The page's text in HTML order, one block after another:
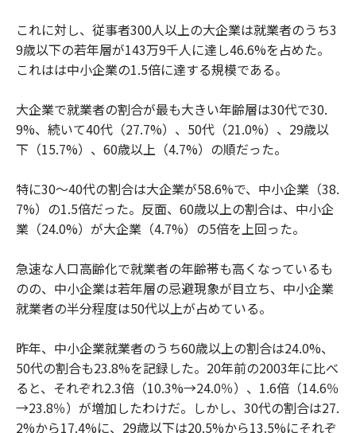
これに対し、従事者300人以上の大企業は就業者のうち3
9歳以下の若年層が143万9千人に達し46.6%を占めた。
これはは中小企業の1.5倍に達する規模である。
大企業で就業者の割合が最も大きい年齢層は30代で30.
9%、続いて40代（27.7%）、50代（21.0%）、29歳以
下（15.7%）、60歳以上（4.7%）の順だった。
特に30～40代の割合は大企業が58.6%で、中小企業（38.
7%）の1.5倍だった。反面、60歳以上の割合は、中小企
業（24.0%）が大企業（4.7%）の5倍を上回った。
急速な人口高齢化で就業者の年齢帯も高くなっているも
のの、中小企業は若年層の忌避現象が目立ち、中小企業
就業者の半分程度は50代以上が占めている。
昨年、中小企業就業者のうち60歳以上の割合は24.0%、
50代の割合も23.8%を記録した。20年前の2003年に比べ
ると、それぞれ2.3倍（10.3%→24.0％）、1.6倍（14.6％
→23.8％）が増加したわけだ。しかし、30代の割合は27.
2%から17.4%に、29歳以下は20.5%から13.5%にそれぞ